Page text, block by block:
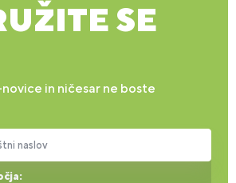
SE
in ničesar ne boste
naslov